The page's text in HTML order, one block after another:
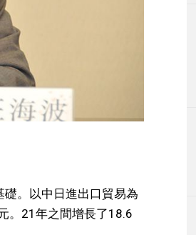
。以中日進出口貿易為
。21年之間增長了18.6